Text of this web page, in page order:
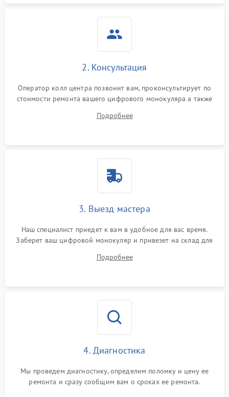
2000 ₽
Проблемы с заземлением 1000 ₽
Повреждение печатной
платы
2800 ₽
2. Консультация
Оператор колл центра позвонит вам, проконсультирует по
стоимости ремонта вашего цифрового монокуляра а также
Подробнее
3. Выезд мастера
Наш специалист приедет к вам в удобное для вас время.
Заберет ваш цифровой монокуляр и привезет на склад для
Подробнее
4. Диагностика
Мы проведем диагностику, определим поломку и цену ее
ремонта и сразу сообщим вам о сроках ее ремонта.